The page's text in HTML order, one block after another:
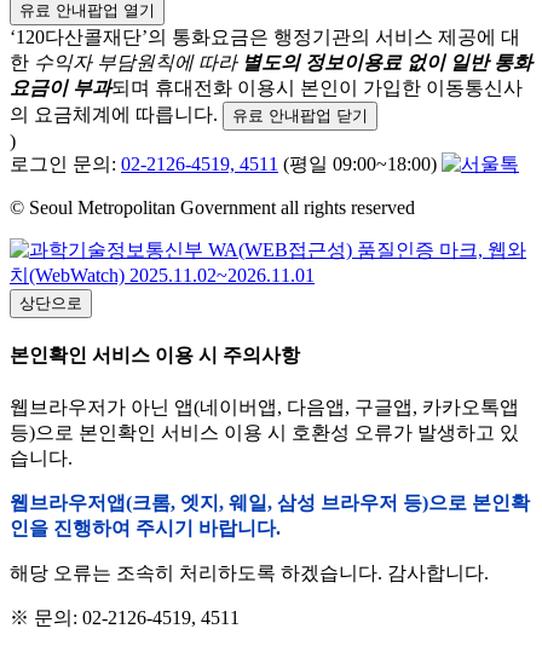
유료 안내팝업 열기
‘120다산콜재단’의 통화요금은 행정기관의 서비스 제공에 대
한 수익자 부담원칙에 따라 별도의 정보이용료 없이 일반 통화
요금이 부과되며 휴대전화 이용시 본인이 가입한 이동통신사
의 요금체계에 따릅니다.
유료 안내팝업 닫기
)
로그인 문의: 02-2126-4519, 4511 (평일 09:00~18:00)
© Seoul Metropolitan Government all rights reserved
상단으로
본인확인 서비스 이용 시 주의사항
웹브라우저가 아닌 앱(네이버앱, 다음앱, 구글앱, 카카오톡앱
등)으로 본인확인 서비스 이용 시 호환성 오류가 발생하고 있
습니다.
웹브라우저앱(크롬, 엣지, 웨일, 삼성 브라우저 등)으로 본인확
인을 진행하여 주시기 바랍니다.
해당 오류는 조속히 처리하도록 하겠습니다. 감사합니다.
※ 문의: 02-2126-4519, 4511